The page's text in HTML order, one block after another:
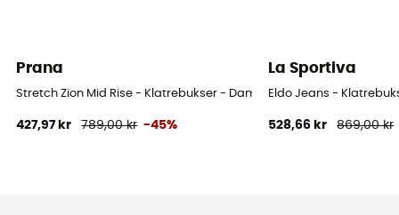
Prana
Stretch Zion Mid Rise - Klatrebukser - Damer
427,97 kr 789,00 kr -45%
La Sportiva
Eldo Jeans -
528,66 kr 869,00 kr